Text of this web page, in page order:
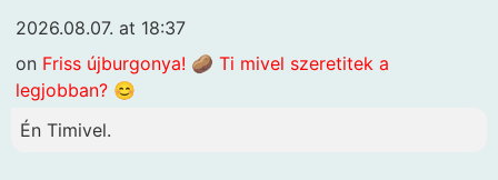
2026.08.07. at 18:37
on Friss újburgonya! 🥔 Ti mivel szeretitek a
legjobban? 😊
Én Timivel.